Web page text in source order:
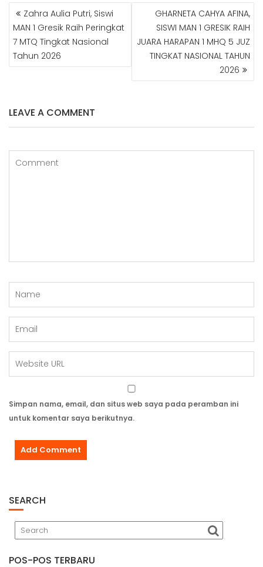
N
A
V
G
I
P
S
Zahra Aulia Putri, Siswi
MAN 1 Gresik Raih Peringkat
7 MTQ Tingkat Nasional
Tahun 2026
GHARNETA CAHYA AFINA,
SISWI MAN 1 GRESIK RAIH
JUARA HARAPAN 1 MHQ 5 JUZ
TINGKAT NASIONAL TAHUN
2026
LEAVE A COMMENT
Simpan nama, email, dan situs web saya pada peramban ini
untuk komentar saya berikutnya.
SEARCH
POS-POS TERBARU